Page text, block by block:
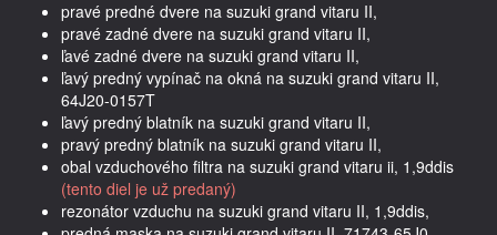
pravé predné dvere na suzuki grand vitaru II,
pravé zadné dvere na suzuki grand vitaru II,
ľavé zadné dvere na suzuki grand vitaru II,
ľavý predný vypínač na okná na suzuki grand vitaru II,
64J20-0157T
ľavý predný blatník na suzuki grand vitaru II,
pravý predný blatník na suzuki grand vitaru II,
obal vzduchového filtra na suzuki grand vitaru ii, 1,9ddis
(tento diel je už predaný)
rezonátor vzduchu na suzuki grand vitaru II, 1,9ddis,